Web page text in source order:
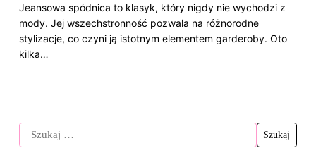
Jeansowa spódnica to klasyk, który nigdy nie wychodzi z
mody. Jej wszechstronność pozwala na różnorodne
stylizacje, co czyni ją istotnym elementem garderoby. Oto
kilka…